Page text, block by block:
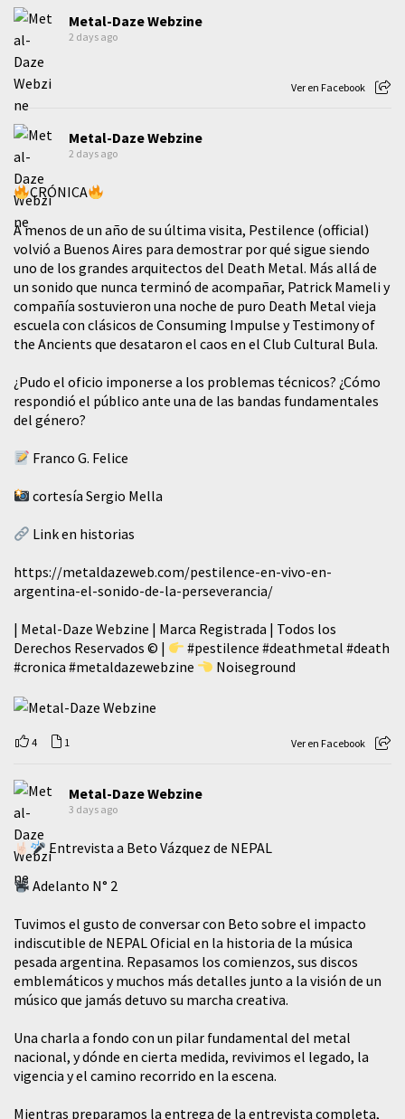
Metal-Daze Webzine
2 days ago
Ver en Facebook
Metal-Daze Webzine
2 days ago
CRÓNICA
A menos de un año de su última visita, Pestilence (official)
volvió a Buenos Aires para demostrar por qué sigue siendo
uno de los grandes arquitectos del Death Metal. Más allá de
un sonido que nunca terminó de acompañar, Patrick Mameli y
compañía sostuvieron una noche de puro Death Metal vieja
escuela con clásicos de Consuming Impulse y Testimony of
the Ancients que desataron el caos en el Club Cultural Bula.
¿Pudo el oficio imponerse a los problemas técnicos? ¿Cómo
respondió el público ante una de las bandas fundamentales
del género?
Franco G. Felice
cortesía Sergio Mella
Link en historias
https://metaldazeweb.com/pestilence-en-vivo-en-
argentina-el-sonido-de-la-perseverancia/
| Metal-Daze Webzine | Marca Registrada | Todos los
Derechos Reservados © |
#pestilence #deathmetal #death
#cronica #metaldazewebzine Noiseground
4 1 Ver en Facebook
Metal-Daze Webzine
3 days ago
Entrevista a Beto Vázquez de NEPAL
Adelanto N° 2
Tuvimos el gusto de conversar con Beto sobre el impacto
indiscutible de NEPAL Oficial en la historia de la música
pesada argentina. Repasamos los comienzos, sus discos
emblemáticos y muchos más detalles junto a la visión de un
músico que jamás detuvo su marcha creativa.
​Una charla a fondo con un pilar fundamental del metal
nacional, y dónde en cierta medida, revivimos el legado, la
vigencia y el camino recorrido en la escena.
Mientras preparamos la entrega de la entrevista completa,